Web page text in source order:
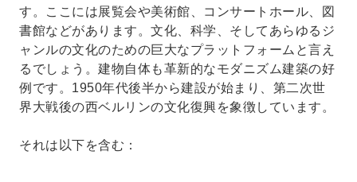
す。ここには展覧会や美術館、コンサートホール、図
書館などがあります。文化、科学、そしてあらゆるジ
ャンルの文化のための巨大なプラットフォームと言え
るでしょう。建物自体も革新的なモダニズム建築の好
例です。1950年代後半から建設が始まり、第二次世
界大戦後の西ベルリンの文化復興を象徴しています。
それは以下を含む：